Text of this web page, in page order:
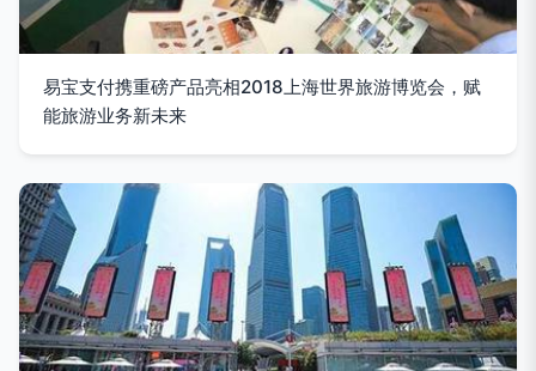
易宝支付携重磅产品亮相2018上海世界旅游博览会，赋
能旅游业务新未来